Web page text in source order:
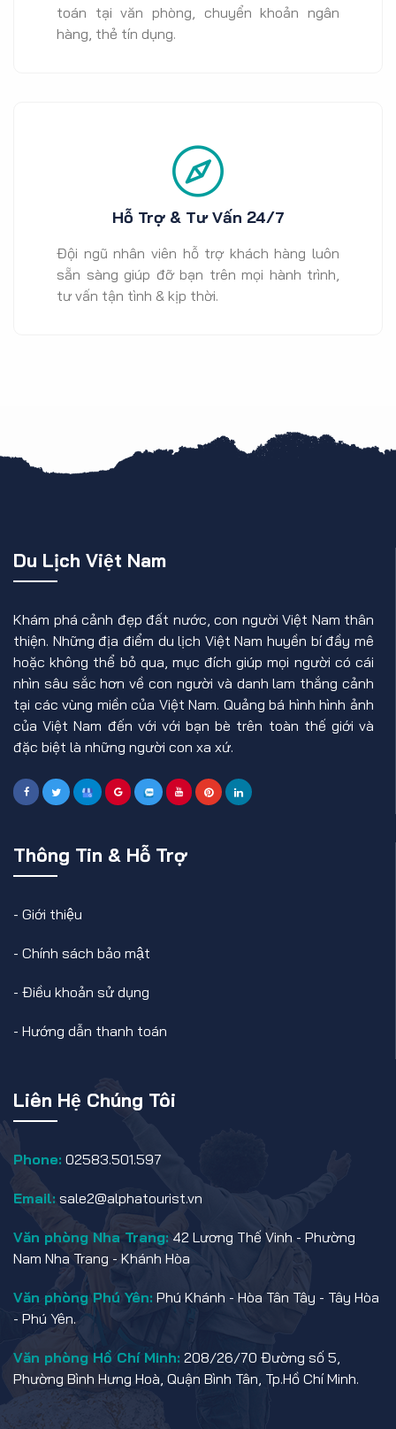
toán tại văn phòng, chuyển khoản ngân
hàng, thẻ tín dụng.
Hỗ Trợ & Tư Vấn 24/7
Đội ngũ nhân viên hỗ trợ khách hàng luôn
sẵn sàng giúp đỡ bạn trên mọi hành trình,
tư vấn tận tình & kịp thời.
Du Lịch Việt Nam
Khám phá cảnh đẹp đất nước, con người Việt Nam thân
thiện. Những địa điểm du lịch Việt Nam huyền bí đầy mê
hoặc không thể bỏ qua, mục đích giúp mọi người có cái
nhìn sâu sắc hơn về con người và danh lam thắng cảnh
tại các vùng miền của Việt Nam. Quảng bá hình hình ảnh
của Việt Nam đến với với bạn bè trên toàn thế giới và
đặc biệt là những người con xa xứ.
Thông Tin & Hỗ Trợ
- Giới thiệu
- Chính sách bảo mật
- Điều khoản sử dụng
- Hướng dẫn thanh toán
Liên Hệ Chúng Tôi
Phone: 02583.501.597
Email: sale2@alphatourist.vn
Văn phòng Nha Trang:42 Lương Thế Vinh - Phường
Nam Nha Trang - Khánh Hòa
Văn phòng Phú Yên: Phú Khánh - Hòa Tân Tây - Tây Hòa
- Phú Yên.
Văn phòng Hồ Chí Minh: 208/26/70 Đường số 5,
Phường Bình Hưng Hoà, Quận Bình Tân, Tp.Hồ Chí Minh.